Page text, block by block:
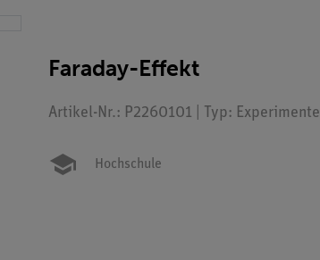
Faraday-Effekt
Artikel-Nr.: P2260101 | Typ: Experimente
Hochschule